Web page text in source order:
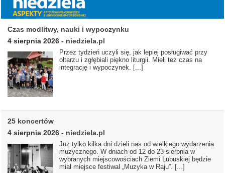
Czas modlitwy, nauki i wypoczynku
4 sierpnia 2026 - niedziela.pl
Przez tydzień uczyli się, jak lepiej posługiwać przy
ołtarzu i zgłębiali piękno liturgii. Mieli też czas na
integrację i wypoczynek. [...]
25 koncertów
4 sierpnia 2026 - niedziela.pl
Już tylko kilka dni dzieli nas od wielkiego wydarzenia
muzycznego. W dniach od 12 do 23 sierpnia w
wybranych miejscowościach Ziemi Lubuskiej będzie
miał miejsce festiwal „Muzyka w Raju”. [...]